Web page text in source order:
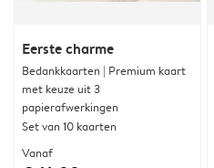
Eerste charme
Bedankkaarten | Premium kaart
met keuze uit 3
papierafwerkingen
Set van 10 kaarten
Vanaf